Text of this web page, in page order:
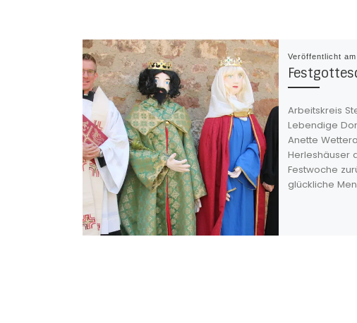
Veröffentlicht am
Arbeitskreis
Lebendige
Anette
Herleshäuser
Festwoche
glückliche